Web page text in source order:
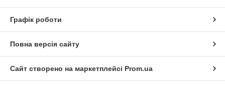
Графік роботи
Повна версія сайту
Сайт створено на маркетплейсі Prom.ua